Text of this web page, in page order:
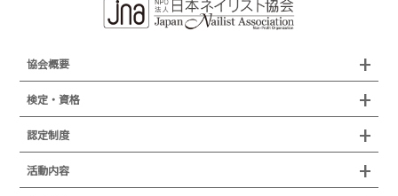
（3013）
39
（3001）
40
（3014）
41
（3006）
42
（3035）
43
（3049）
協会概要
組織概要
所在地
プレスリリース
検定・資格
検定試験
JNAフットケア理論検定試験
認定制度
認定制度
活動内容